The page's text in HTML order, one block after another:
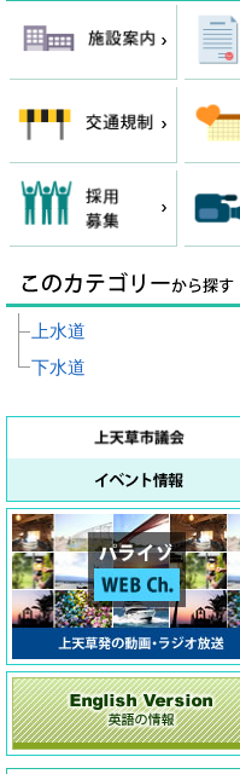
上水道
下水道